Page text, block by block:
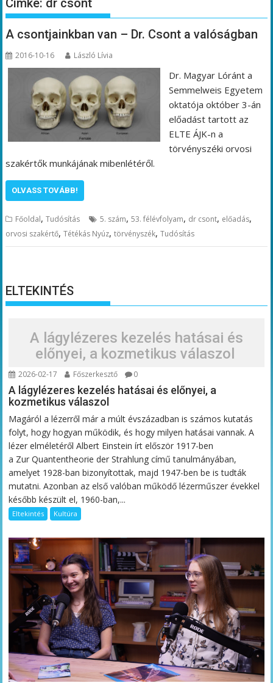
Címke: dr csont
A csontjainkban van – Dr. Csont a valóságban
2016-10-16 László Lívia
Dr. Magyar Lóránt a
Semmelweis Egyetem
oktatója október 3-án
előadást tartott az
ELTE ÁJK-n a
törvényszéki orvosi
szakértők munkájának mibenlétéről.
OLVASS TOVÁBB!
Főoldal,Tudósítás 5. szám,53. félévfolyam, dr csont, előadás,
orvosi szakértő,Tétékás Nyúz,törvényszék,Tudósítás
ELTEKINTÉS
A lágylézeres kezelés hatásai és
előnyei, a kozmetikus válaszol
2026-02-17 Főszerkesztő 0
A lágylézeres kezelés hatásai és előnyei, a
kozmetikus válaszol
Magáról a lézerről már a múlt évszázadban is számos kutatás
folyt, hogy hogyan működik, és hogy milyen hatásai vannak. A
lézer elméletéről Albert Einstein írt először 1917-ben
a Zur Quantentheorie der Strahlung című tanulmányában,
amelyet 1928-ban bizonyítottak, majd 1947-ben be is tudták
mutatni. Azonban az első valóban működő lézerműszer évekkel
később készült el, 1960-ban,...
Eltekintés Kultúra